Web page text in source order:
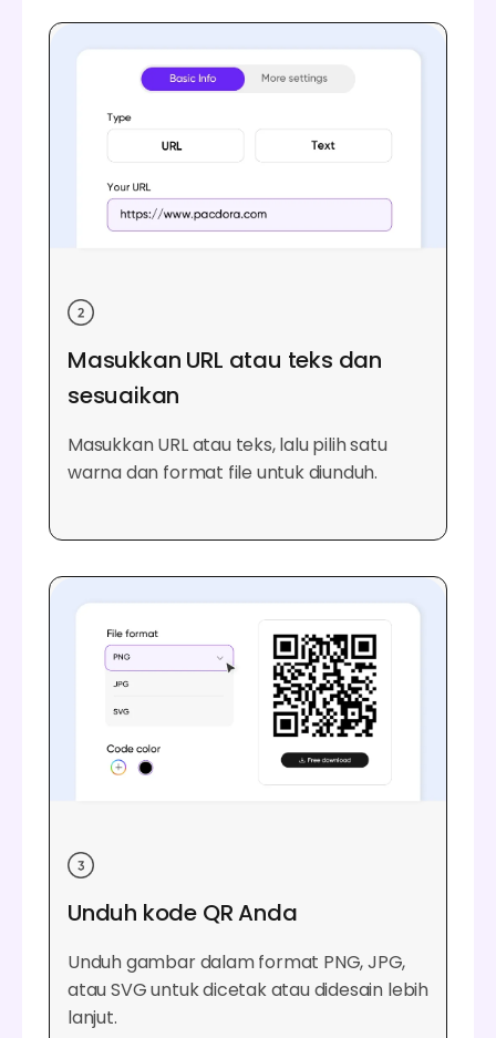
Masukkan URL atau teks dan
sesuaikan
Masukkan URL atau teks, lalu pilih satu
warna dan format file untuk diunduh.
Unduh kode QR Anda
Unduh gambar dalam format PNG, JPG,
atau SVG untuk dicetak atau didesain lebih
lanjut.